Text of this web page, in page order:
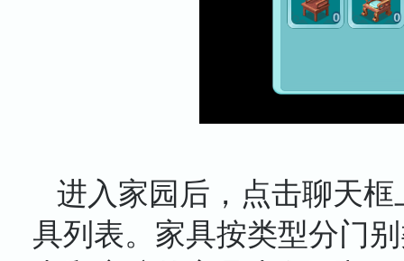
进入家园后，点击聊天框
具列表。家具按类型分门